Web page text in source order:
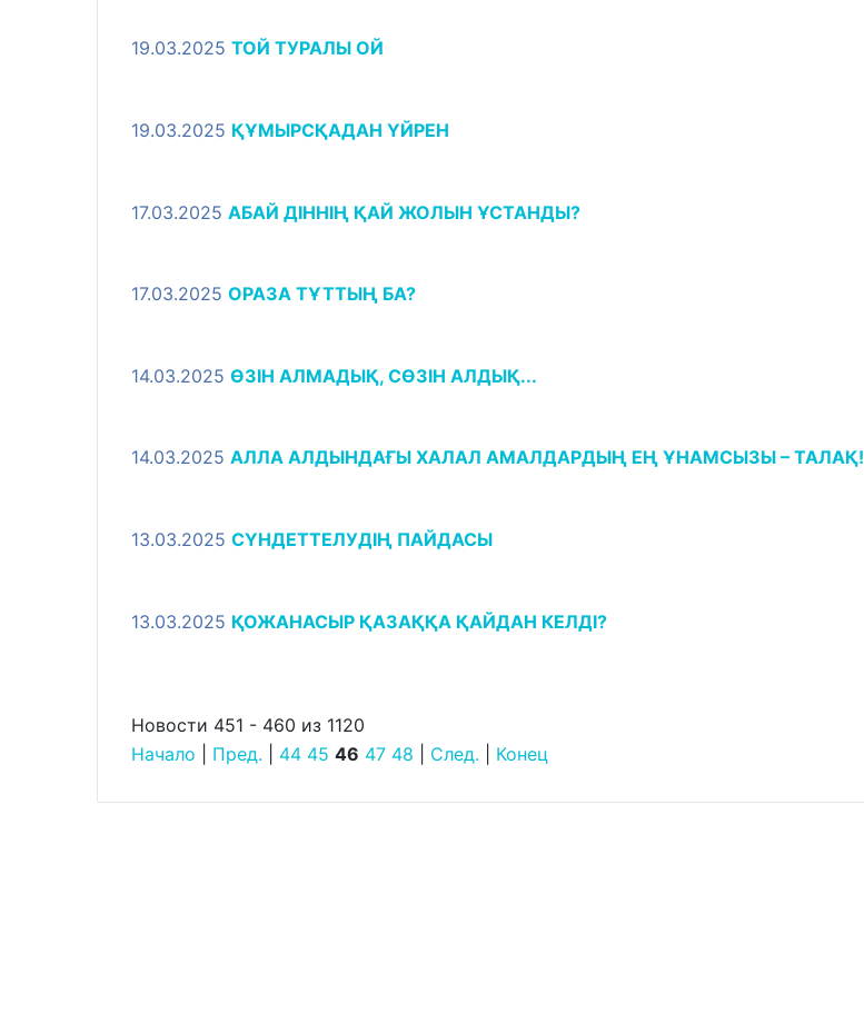
19.03.2025 ТОЙ ТУРАЛЫ ОЙ
19.03.2025 ҚҰМЫРСҚАДАН ҮЙРЕН
17.03.2025 АБАЙ ДІННІҢ ҚАЙ ЖОЛЫН ҰСТАНДЫ?
17.03.2025 ОРАЗА ТҰТТЫҢ БА?
14.03.2025 ӨЗІН АЛМАДЫҚ, СӨЗІН АЛДЫҚ...
14.03.2025 АЛЛА АЛДЫНДАҒЫ ХАЛАЛ АМАЛДАРДЫҢ ЕҢ ҰНАМСЫЗЫ – ТАЛАҚ!
13.03.2025 СҮНДЕТТЕЛУДІҢ ПАЙДАСЫ
13.03.2025 ҚОЖАНАСЫР ҚАЗАҚҚА ҚАЙДАН КЕЛДІ?
Новости 451 - 460 из 1120
Начало
Пред. 44 45 46 47 48 След. Конец